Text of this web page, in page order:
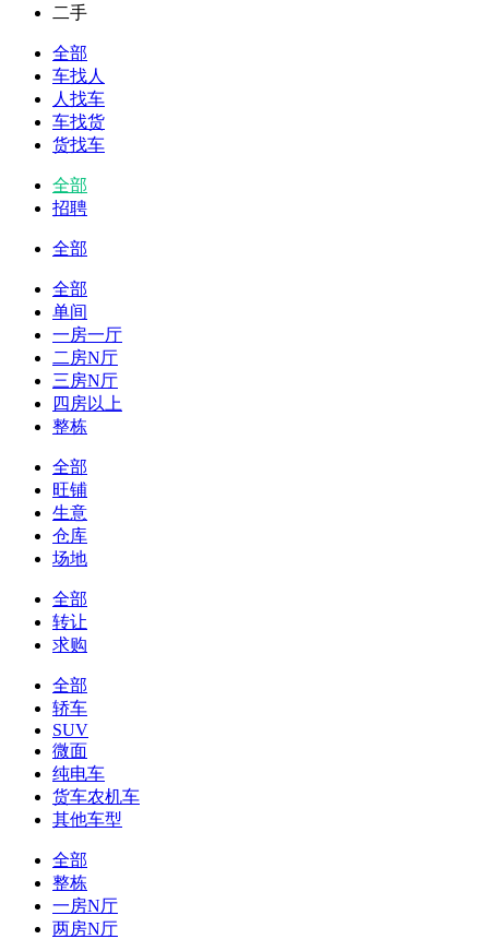
二手
全部
车找人
人找车
车找货
货找车
全部
招聘
全部
全部
单间
一房一厅
二房N厅
三房N厅
四房以上
整栋
全部
旺铺
生意
仓库
场地
全部
转让
求购
全部
轿车
SUV
微面
纯电车
货车农机车
其他车型
全部
整栋
一房N厅
两房N厅